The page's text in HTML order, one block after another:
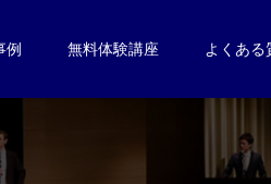
例 無料体験講座 よくある